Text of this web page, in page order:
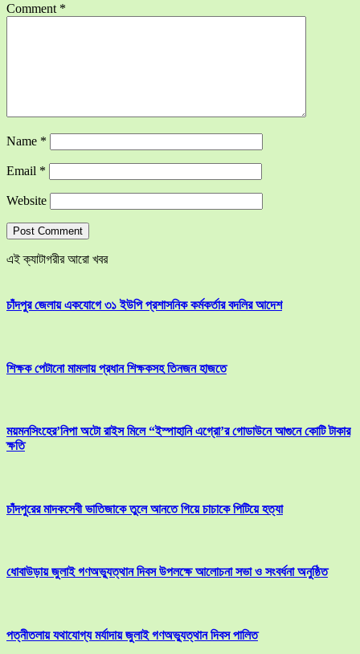
Comment *
Name *
Email *
Website
এই ক্যাটাগরীর আরো খবর
চাঁদপুর জেলায় একযোগে ৩১ ইউপি প্রশাসনিক কর্মকর্তার বদলির আদেশ
শিক্ষক পেটানো মামলায় প্রধান শিক্ষকসহ তিনজন হাজতে
ময়মনসিংহের’নিপা অটো রাইস মিলে “ইস্পাহানি এগ্রো’র গোডাউনে আগুনে কোটি টাকার
ক্ষতি
চাঁদপুরের মাদকসেবী ভাতিজাকে তুলে আনতে গিয়ে চাচাকে পিটিয়ে হত্যা
ধোবাউড়ায় জুলাই গণঅভ্যুত্থান দিবস উপলক্ষে আলোচনা সভা ও সংবর্ধনা অনুষ্ঠিত
পত্নীতলায় যথাযোগ্য মর্যাদায় জুলাই গণঅভ্যুত্থান দিবস পালিত